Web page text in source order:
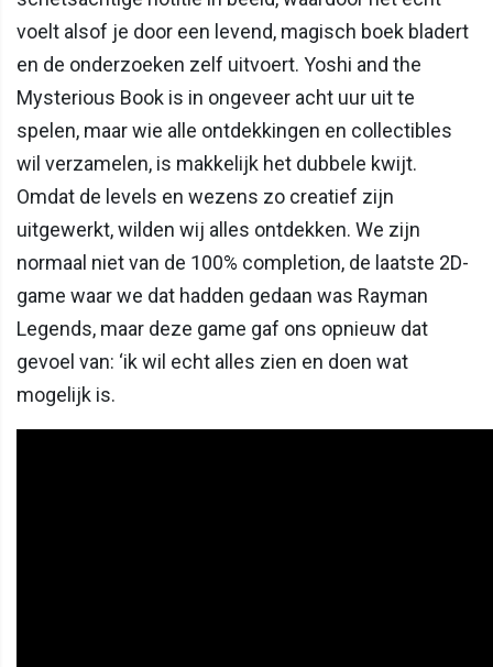
voelt alsof je door een levend, magisch boek bladert
en de onderzoeken zelf uitvoert. Yoshi and the
Mysterious Book is in ongeveer acht uur uit te
spelen, maar wie alle ontdekkingen en collectibles
wil verzamelen, is makkelijk het dubbele kwijt.
Omdat de levels en wezens zo creatief zijn
uitgewerkt, wilden wij alles ontdekken. We zijn
normaal niet van de 100% completion, de laatste 2D-
game waar we dat hadden gedaan was Rayman
Legends, maar deze game gaf ons opnieuw dat
gevoel van: ‘ik wil echt alles zien en doen wat
mogelijk is.